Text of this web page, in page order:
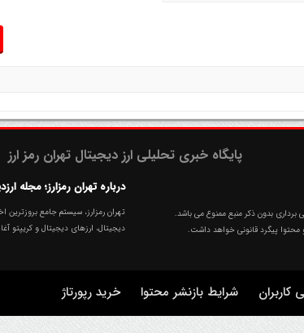
پایگاه خبری تحلیلی ارز دیجیتال تهران رمز ارز
بدون ذکر منبع ممنوع می باشد.
درباره تهران رمزارز؛ مجله
دیجیتال، ارزهای‌ دیجیتال و کریپتو
شرایط بازنشر محتوا خرید رپورتاژ